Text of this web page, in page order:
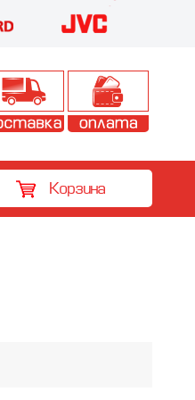
Корзина